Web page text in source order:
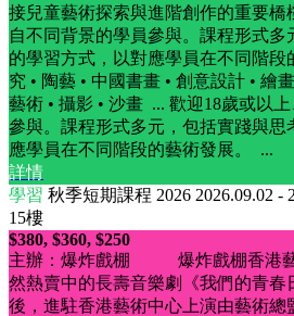
接兒童藝術探索與進階創作的重要橋
自不同背景的學員參與。課程形式
的學習方式，以對應學員在不同階
究 • 陶藝 • 中國書畫 • 創意設計 • 繪
藝術 • 攝影 • 沙畫 ... 歡迎18歲或以
參與。課程形式多元，包括實踐與思
應學員在不同階段的藝術發展。 ...
詳情
學習 秋季短期課程 2026 2026.09.02 -
15樓
$380, $360, $250
主辦：爆炸戲棚 爆炸戲棚香港藝
然熱賣中的長壽音樂劇《我們的青春
後，進駐香港藝術中心上演由藝術總